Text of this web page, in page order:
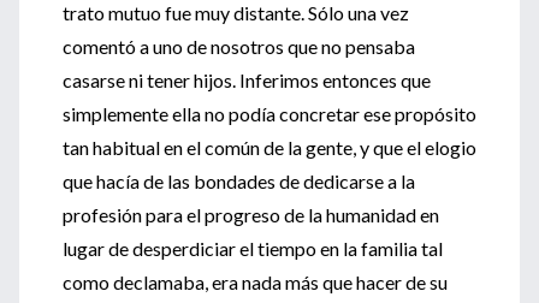
trato mutuo fue muy distante. Sólo una vez
comentó a uno de nosotros que no pensaba
casarse ni tener hijos. Inferimos entonces que
simplemente ella no podía concretar ese propósito
tan habitual en el común de la gente, y que el elogio
que hacía de las bondades de dedicarse a la
profesión para el progreso de la humanidad en
lugar de desperdiciar el tiempo en la familia tal
como declamaba, era nada más que hacer de su